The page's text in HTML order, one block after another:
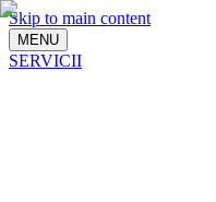
Skip to main content
MENU
SERVICII